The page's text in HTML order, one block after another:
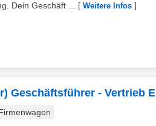
Dein Geschäft ...
[ Weitere Infos ]
Geschäftsführer - Vertrieb